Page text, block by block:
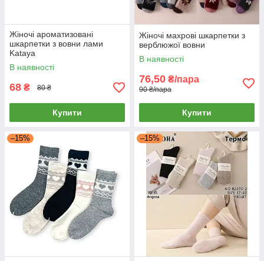
Жіночі ароматизовані
шкарпетки з вовни лами
Kataya
В наявності
68 ₴ 80 ₴
Купити
Жіночі махрові шкарпетки з
верблюжої вовни
В наявності
76,50 ₴/пара
90 ₴/пара
Купити
–15% –15%